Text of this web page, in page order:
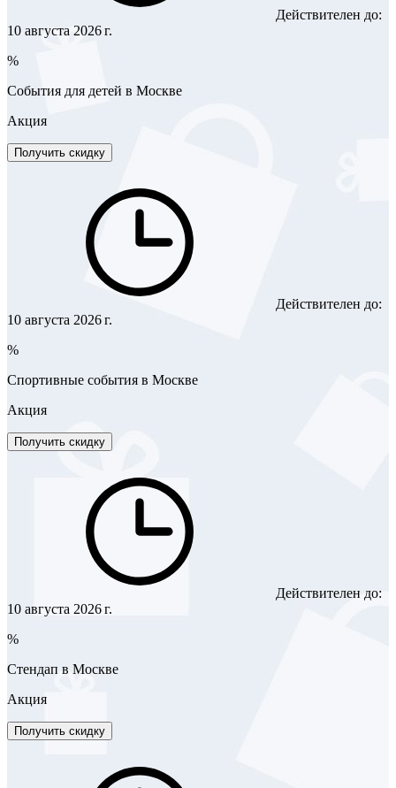
Действителен до:
10 августа 2026 г.
%
События для детей в Москве
Акция
Получить скидку
Действителен до:
10 августа 2026 г.
%
Спортивные события в Москве
Акция
Получить скидку
Действителен до:
10 августа 2026 г.
%
Стендап в Москве
Акция
Получить скидку